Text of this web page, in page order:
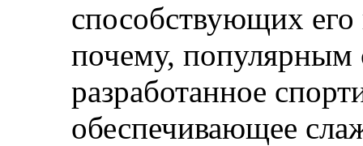
способствующих
почему, популярным
разработанное
обеспечивающее